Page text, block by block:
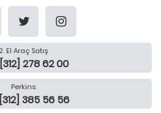
2. El Araç Satış
278 62 00
Perkins
385 56 56